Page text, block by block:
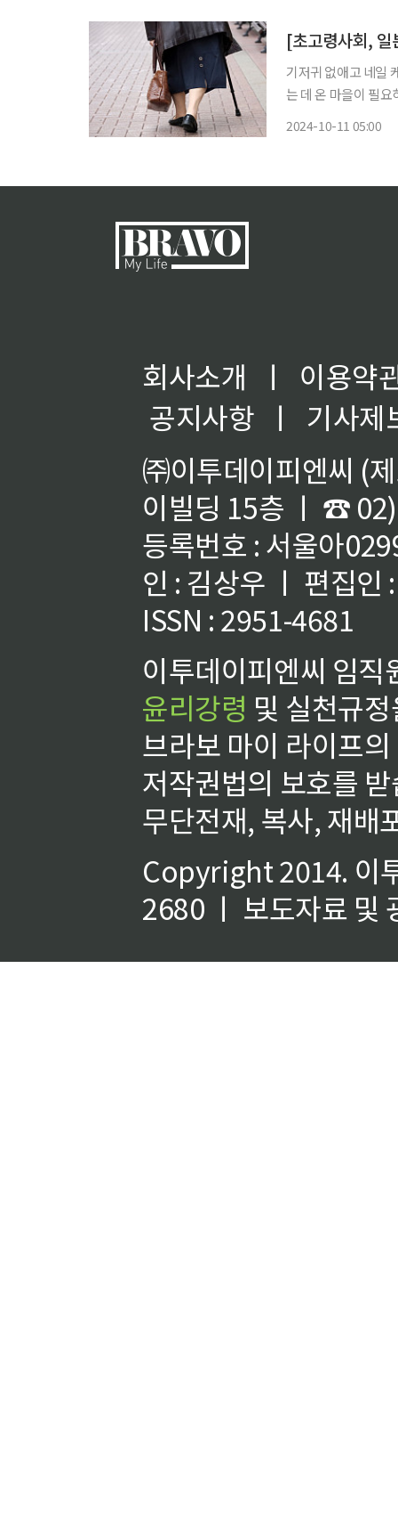
기저귀 없애고 네일 케어
는 데 온 마을이 필
2024-10-11 05:00
회사소개 ㅣ
이용약
공지사항
ㅣ
기사제
㈜이투데이피엔씨 (
이빌딩 15층 ㅣ ☎
등록번호 : 서울아
인 : 김상우 ㅣ 편집인
ISSN : 2951-4681
이투데이피엔씨 임
윤리강령 및 실천규
브라보 마이 라이프
저작권법의 보호를
무단전재, 복사, 재배
Copyright 2014. 이
2680 ㅣ 보도자료